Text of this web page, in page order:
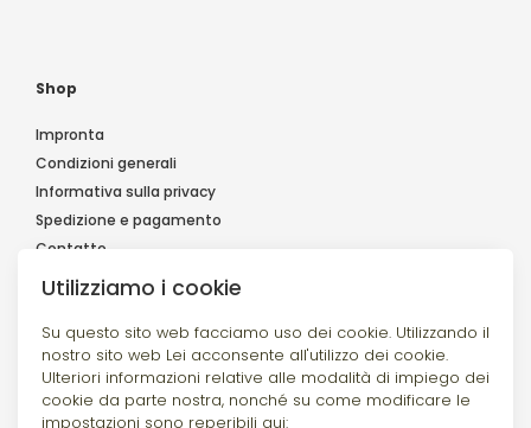
Utilizziamo i cookie
Su questo sito web facciamo uso dei cookie. Utilizzando il
nostro sito web Lei acconsente all'utilizzo dei cookie.
Ulteriori informazioni relative alle modalità di impiego dei
cookie da parte nostra, nonché su come modificare le
impostazioni sono reperibili qui:
Shop
Impronta
Condizioni generali
Informativa sulla privacy
Spedizione e pagamento
Contatto
Seguiteci